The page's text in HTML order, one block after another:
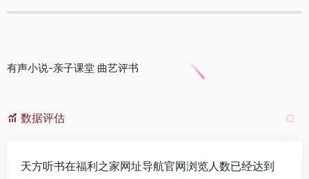
有声小说-亲子课堂 曲艺评书
数据评估
天方听书在福利之家网址导航官网浏览人数已经达到